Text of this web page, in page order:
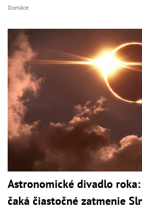
Domáce
Astronomické divadlo
čaká čiastočné zatmenie